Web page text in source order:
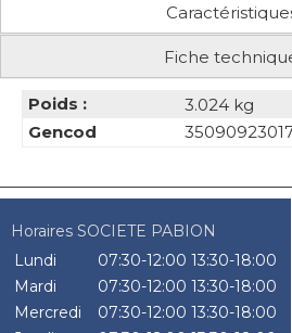
Fiche
Poids :
3.024 kg
Gencod
Horaires SOCIETE PABION
Lundi
07:30-12:00 13:30-18:00
Mardi
07:30-12:00 13:30-18:00
Mercredi
07:30-12:00 13:30-18:00